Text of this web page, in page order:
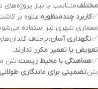
مختلفمتناسب با نیاز
✅کاربرد چندمنظوره:علاوه بر
معماری شهری نیز استفاده
✅نگهداری آسان:برخلاف
تعویض یا تعمیر مکرر ندارند.
✅هماهنگی با محیط زیست:بتن
بتنتضمینی برای ماندگاری